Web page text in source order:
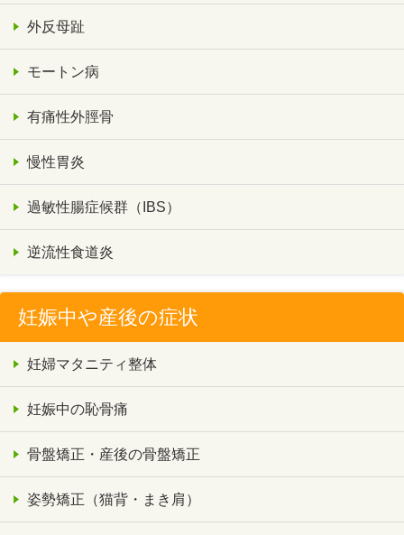
外反母趾
モートン病
有痛性外脛骨
慢性胃炎
過敏性腸症候群（IBS）
逆流性食道炎
妊娠中や産後の症状
妊婦マタニティ整体
妊娠中の恥骨痛
骨盤矯正・産後の骨盤矯正
姿勢矯正（猫背・まき肩）